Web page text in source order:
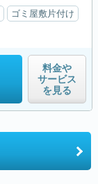
ゴミ屋敷片付け
料金や
サービス
を見る